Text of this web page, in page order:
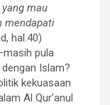
mau
mendapati
hal.40)
pula
Islam?
kekuasaan
Al Qur’anul